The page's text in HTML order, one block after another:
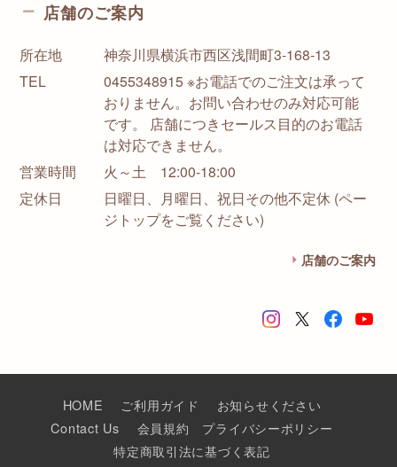
店舗のご案内
所在地
神奈川県横浜市西区浅間町3-168-13
TEL
0455348915 ※お電話でのご注文は承って
おりません。お問い合わせのみ対応可能
です。 店舗につきセールス目的のお電話
は対応できません。
営業時間
火～土 12:00-18:00
定休日
日曜日、月曜日、祝日その他不定休 (ペー
ジトップをご覧ください)
店舗のご案内
HOME ご利用ガイド
お知らせください
Contact Us
会員規約
プライバシーポリシー
特定商取引法に基づく表記